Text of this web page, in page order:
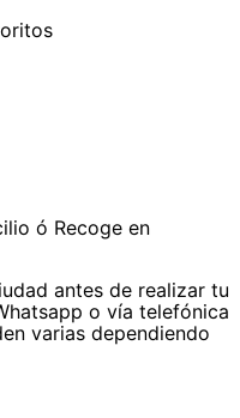
ó Recoge en
antes de realizar tu
o vía telefónica
varias dependiendo